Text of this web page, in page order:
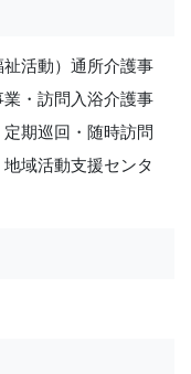
活動）通所介護事
・訪問入浴介護事
期巡回・随時訪問
域活動支援センタ